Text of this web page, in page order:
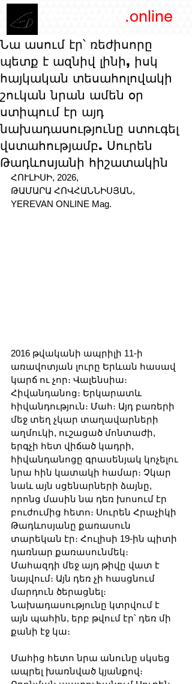
.online
Նա ասում էր՝ ռեժիսորը
պետք է ազնիվ լինի, իսկ
հայկական տեսահոլովակի
շուկան նրան ամեն օր
ստիպում էր այդ
նախադասությունը ստուգել
վստահությամբ. Սուրեն
Թադևոսյանի հիշատակին
ՀՈՒԼԻՍԻ, 2026,
ԹԱՄԱՐԱ ՀՈՎՀԱՆՆԻՍՅԱՆ,
YEREVAN ONLINE Mag.
2016 թվականի ապրիլի 11-ի
առավոտյան լուրը Երևան հասավ
կարճ ու չոր։ Վալենսիա։
Հիվանդանոց։ Երկարատև
հիվանդություն։ Մահ։ Այդ բառերի
մեջ տեղ չկար տաղավարների
աղմուկի, ուշացած մոնտաժի,
երգչի հետ վիճած կադրի,
հիվանդանոցը գրասենյակ կոչելու
նրա հին կատակի համար։ Չկար
նաև այն սցենարների ձայնը,
որոնց մասին նա դեռ խոսում էր
բուժումից հետո։ Սուրեն Հրաչիկի
Թադևոսյանը քառասուն
տարեկան էր։ Հուլիսի 19-ին պիտի
դառնար քառասունմեկ։
Մահազդի մեջ այդ թիվը վատ է
նայվում։ Այն դեռ չի հասցնում
մարդուն ծերացնել։
Նախադասությունը կտրվում է
այն պահին, երբ թվում էր՝ դեռ մի
քանի էջ կա։
Մահից հետո նրա անունը սկսեց
ապրել խառնված կյանքով։